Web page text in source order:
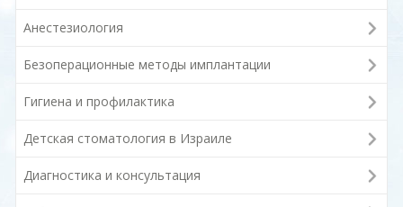
Анестезиология
Безоперационные методы имплантации
Гигиена и профилактика
Детская стоматология в Израиле
Диагностика и консультация